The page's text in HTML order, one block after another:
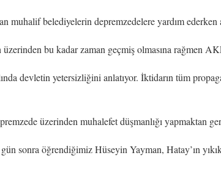
belediyelerin depremzedelere yardım ederken
bu kadar zaman geçmiş olmasına rağmen
devletin yetersizliğini anlatıyor. İktidarın tüm
üzerinden muhalefet düşmanlığı yapmaktan
sonra öğrendiğimiz Hüseyin Yayman, Hatay’ın